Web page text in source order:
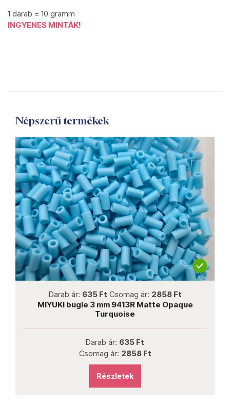
1 darab = 10 gramm
INGYENES MINTÁK!
Népszerű termékek
Darab ár: 635 Ft Csomag ár: 2858 Ft
MIYUKI bugle 3 mm 9413R Matte Opaque
Turquoise
Darab ár: 635 Ft
Csomag ár: 2858 Ft
Részletek